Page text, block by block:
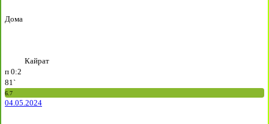
Дома
Кайрат
п 0:2
81`
6.7
04.05.2024